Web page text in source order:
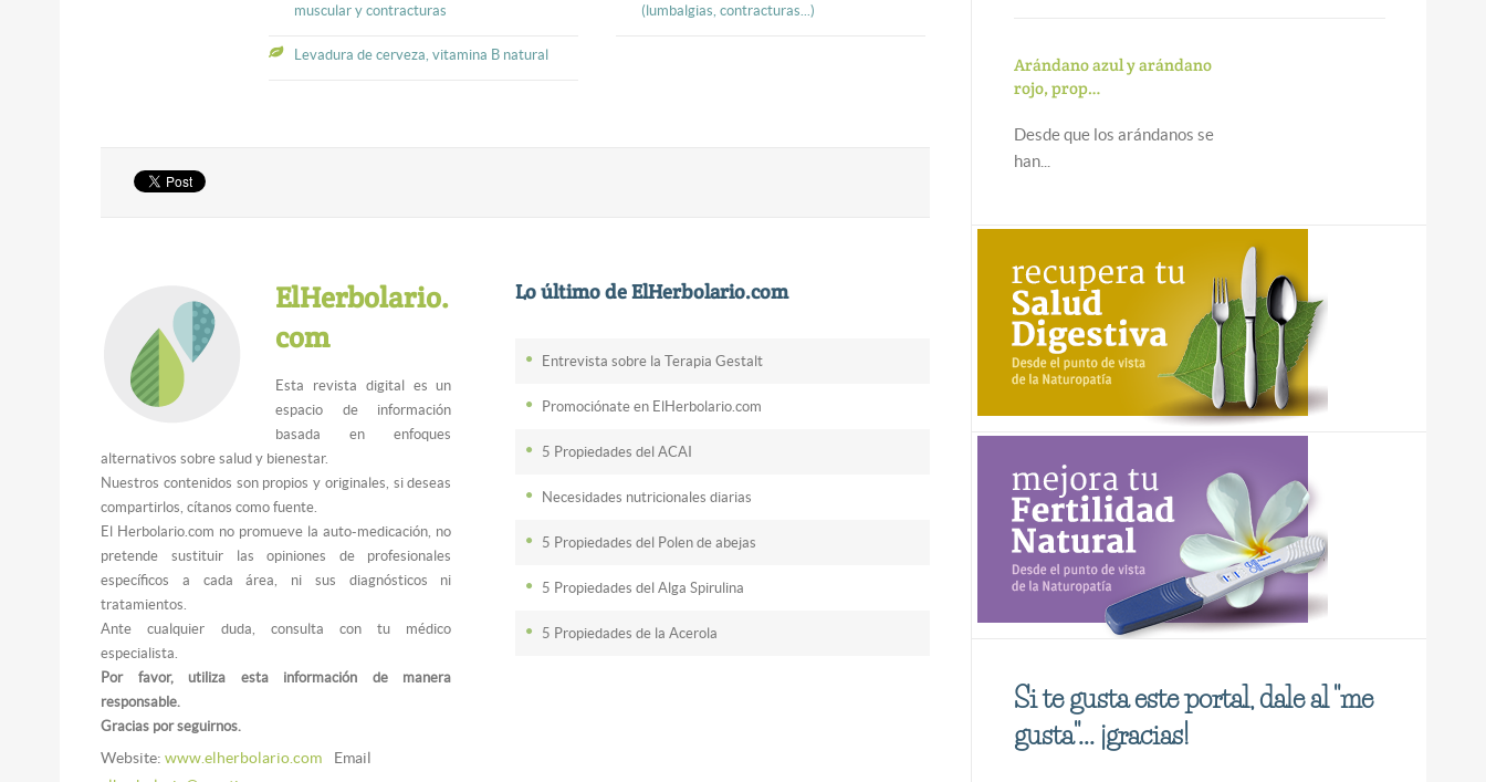
muscular y contracturas
(lumbalgias, contracturas...)
Levadura de cerveza, vitamina B natural
ElHerbolario.
com
Esta revista digital es un
espacio de información
basada en enfoques
alternativos sobre salud y bienestar.
Nuestros contenidos son propios y originales, si deseas
compartirlos, cítanos como fuente.
El Herbolario.com no promueve la auto-medicación, no
pretende sustituir las opiniones de profesionales
específicos a cada área, ni sus diagnósticos ni
tratamientos.
Ante cualquier duda, consulta con tu médico
especialista.
Por favor, utiliza esta información de manera
responsable.
Gracias por seguirnos.
Website:www.elherbolario.com
Email
Lo último de ElHerbolario.com
Entrevista sobre la Terapia Gestalt
Promociónate en ElHerbolario.com
5 Propiedades del ACAI
Necesidades nutricionales diarias
5 Propiedades del Polen de abejas
5 Propiedades del Alga Spirulina
5 Propiedades de la Acerola
Arándano azul y arándano
rojo, prop…
Desde que los arándanos se
han...
Si te gusta este portal, dale al "me
gusta"... ¡gracias!